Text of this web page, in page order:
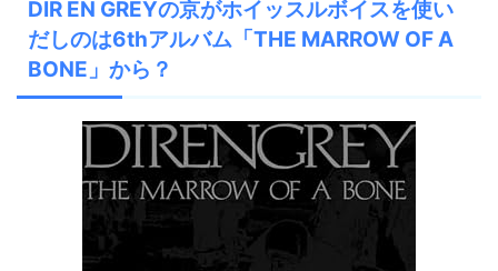
DIR EN GREYの京がホイッスルボイスを使い
だしのは6thアルバム「THE MARROW OF A
BONE」から？